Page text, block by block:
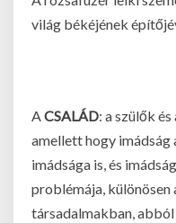
világ békéjének
ACSALÁD: a szülők
amellett hogy imádság
imádsága is, és
problémája,
társadalmakban,